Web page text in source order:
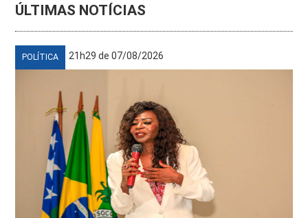
ÚLTIMAS NOTÍCIAS
POLÍTICA 21h29 de 07/08/2026